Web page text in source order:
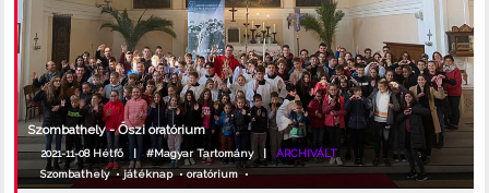
Szombathely - Őszi oratórium
2021-11-08 Hétfő |#Magyar Tartomány|ARCHIVÁLT
Szombathely• játéknap•oratórium•